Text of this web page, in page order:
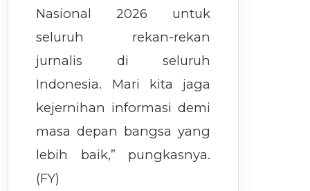
Nasional 2026 untuk
seluruh rekan-rekan
jurnalis di seluruh
Indonesia. Mari kita jaga
kejernihan informasi demi
masa depan bangsa yang
lebih baik,” pungkasnya.
(FY)